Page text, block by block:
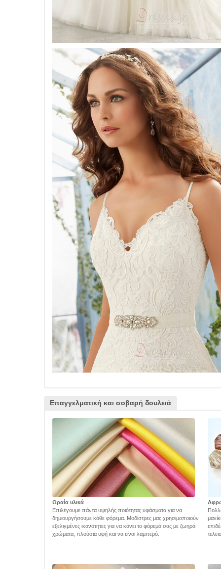
Επαγγελματική και σοβαρή δουλειά
Ωραία υλικά
Επιλέγουμε πάντα υψηλής ποιότητας υφάσματα για να
δημιουργήσουμε κάθε φόρεμα. Μοδίστρες μας χρησιμοποιούν
εξελιγμένες ικανότητες για να κάνει το φόρεμά σας με ζωηρά
χρώματα, πλούσια υφή και να είναι λαμπερό.